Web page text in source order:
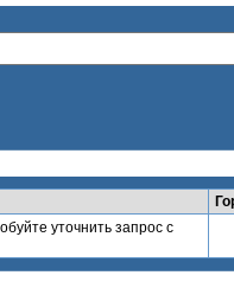
уточнить запрос с